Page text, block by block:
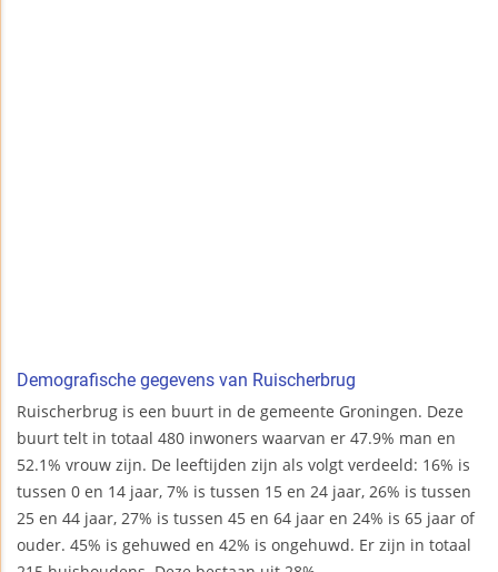
Demografische gegevens van Ruischerbrug
Ruischerbrug is een buurt in de gemeente Groningen. Deze
buurt telt in totaal 480 inwoners waarvan er 47.9% man en
52.1% vrouw zijn. De leeftijden zijn als volgt verdeeld: 16% is
tussen 0 en 14 jaar, 7% is tussen 15 en 24 jaar, 26% is tussen
25 en 44 jaar, 27% is tussen 45 en 64 jaar en 24% is 65 jaar of
ouder. 45% is gehuwed en 42% is ongehuwd. Er zijn in totaal